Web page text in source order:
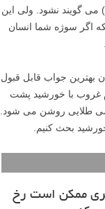
که بعدا فهمیدم به آن نور پس زمینه (backlighting) می گویند نشود. ولی این
اگر سوژه شما انسان
جواب قابل قبول
غروب با خورشید پشت
طلایی روشن می شود.
بحث کنیم.
ممکن است رخ